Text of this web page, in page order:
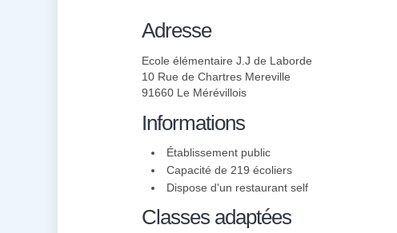
Adresse
Ecole élémentaire J.J de Laborde
10 Rue de Chartres Mereville
91660 Le Mérévillois
Informations
Établissement public
Capacité de 219 écoliers
Dispose d'un restaurant self
Classes adaptées